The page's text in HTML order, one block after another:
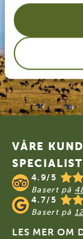
Footer
VÅRE
SPECIALIST
4.9/5
Basert på
4.7/5
Basert på
LES MER OM